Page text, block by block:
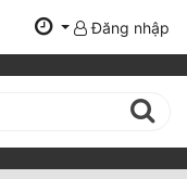
Đăng nhập